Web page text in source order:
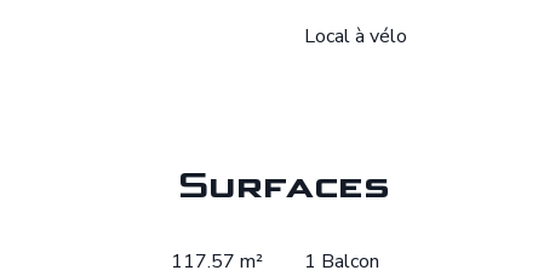
Local à vélo
Surfaces
117.57 m² 1 Balcon